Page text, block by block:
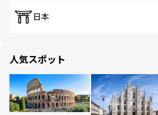
日本
人気スポット